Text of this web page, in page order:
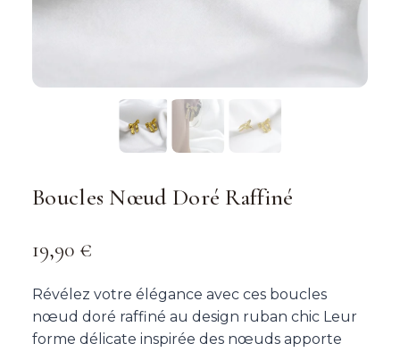
Boucles Nœud Doré Raffiné
19,90 €
Révélez votre élégance avec ces boucles
nœud doré raffiné au design ruban chic Leur
forme délicate inspirée des nœuds apporte